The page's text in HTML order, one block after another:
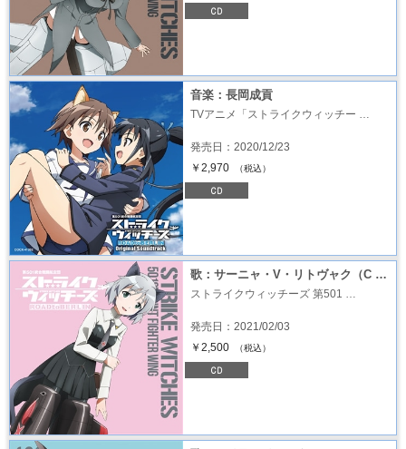
音楽：長岡成貢
TVアニメ「ストライクウィッチー …
発売日：2020/12/23
￥2,970
（税込）
歌：サーニャ・V・リトヴャク（C …
ストライクウィッチーズ 第501 …
発売日：2021/02/03
￥2,500
（税込）